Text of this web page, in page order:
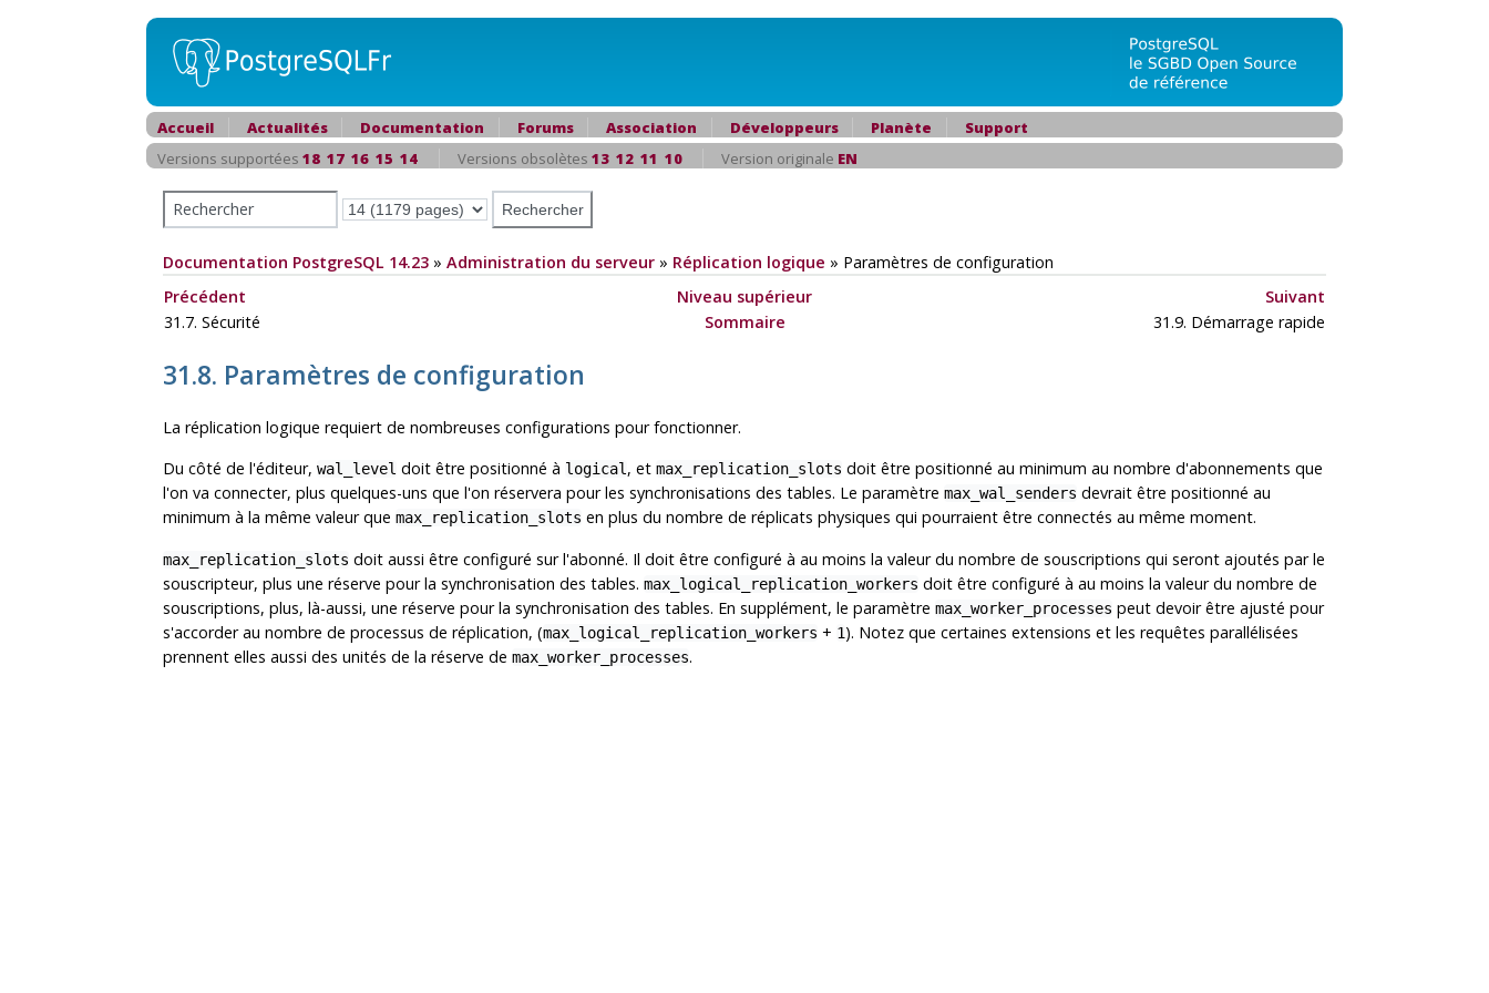
Accueil Actualités Documentation Forums Association Développeurs Planète
Support
Versions supportées 18 17 16 15 14 Versions obsolètes 13 12 11 10 Version originale EN
Documentation PostgreSQL 14.23 » Administration du serveur » Réplication logique » Paramètres de configuration
Précédent
Niveau supérieur
Suivant
31.7. Sécurité
Sommaire 31.9. Démarrage rapide
31.8. Paramètres de configuration
La réplication logique requiert de nombreuses configurations pour fonctionner.
Du côté de l'éditeur, wal_level doit être positionné à logical, et max_replication_slots doit être positionné au minimum au nombre d'abonnements que
l'on va connecter, plus quelques-uns que l'on réservera pour les synchronisations des tables. Le paramètre max_wal_senders devrait être positionné au
minimum à la même valeur que max_replication_slots en plus du nombre de réplicats physiques qui pourraient être connectés au même moment.
max_replication_slots doit aussi être configuré sur l'abonné. Il doit être configuré à au moins la valeur du nombre de souscriptions qui seront ajoutés par le
souscripteur, plus une réserve pour la synchronisation des tables. max_logical_replication_workers doit être configuré à au moins la valeur du nombre de
souscriptions, plus, là-aussi, une réserve pour la synchronisation des tables. En supplément, le paramètre max_worker_processes peut devoir être ajusté pour
s'accorder au nombre de processus de réplication, (max_logical_replication_workers + 1). Notez que certaines extensions et les requêtes parallélisées
prennent elles aussi des unités de la réserve de max_worker_processes.